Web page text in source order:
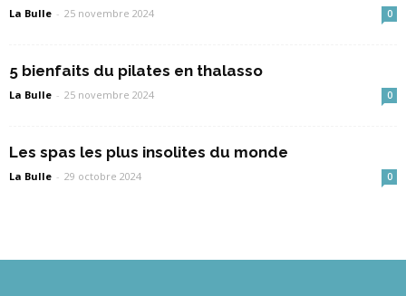
La Bulle - 25 novembre 2024 0
5 bienfaits du pilates en thalasso
La Bulle - 25 novembre 2024 0
Les spas les plus insolites du monde
La Bulle - 29 octobre 2024 0